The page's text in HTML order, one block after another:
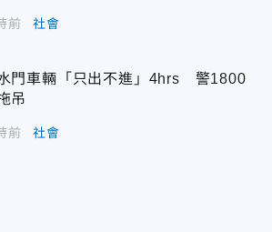
前 社會
門車輛「只出不進」4hrs 警1800
吊
前 社會